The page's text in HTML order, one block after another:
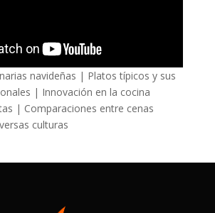
navideñas | Platos típicos y sus
| Innovación en la cocina
| Comparaciones entre cenas
culturas